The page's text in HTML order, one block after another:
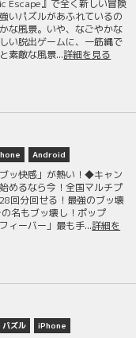
Escape』で全く新しい冒険
いパズルがあふれているの
な風景。いや、なごやかな
い脱出ゲームに、一筋縄で
素敵な風景...詳細を見る
Android
ッ快感」が熱い！◆キャン
めるなら今！全国マルチプ
回分回せる！最強のブッ壊
名もブッ壊し！ポップ
ィーバー」最も手...詳細を
パズル iPhone